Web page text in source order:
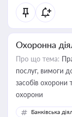
Охоронна
Про що тема:
послуг, вимоги
засобів охорони
охорони
Банківська